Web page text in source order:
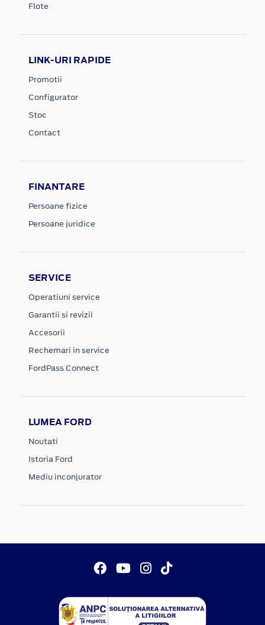
Flote
LINK-URI RAPIDE
Promotii
Configurator
Stoc
Contact
FINANTARE
Persoane fizice
Persoane juridice
SERVICE
Operatiuni service
Garantii si revizii
Accesorii
Rechemari in service
FordPass Connect
LUMEA FORD
Noutati
Istoria Ford
Mediu inconjurator